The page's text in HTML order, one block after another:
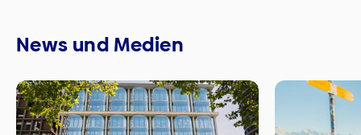
News und Medien